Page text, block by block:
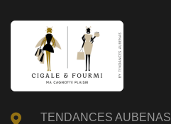
TENDANCES AUBENAS